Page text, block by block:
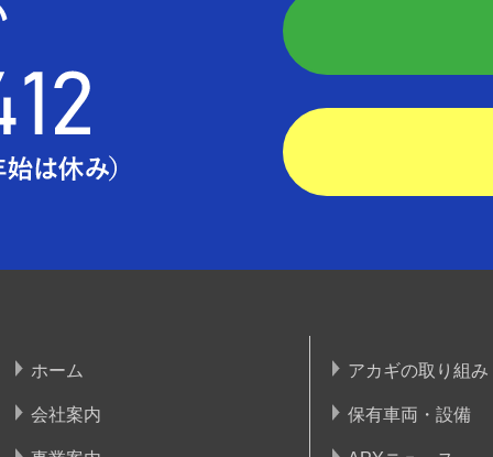
ホーム
会社案内
アカギの取り組み
保有車両・設備